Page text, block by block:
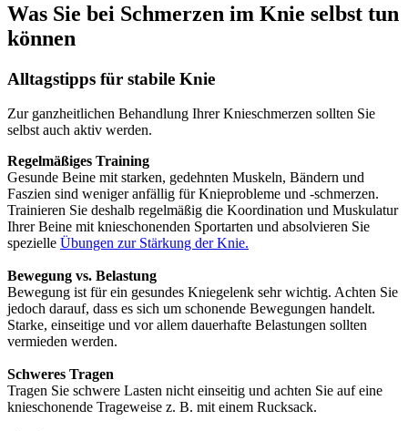
Was Sie bei Schmerzen im Knie selbst tun
können
Alltagstipps für stabile Knie
Zur ganzheitlichen Behandlung Ihrer Knieschmerzen sollten Sie
selbst auch aktiv werden.
Regelmäßiges Training
Gesunde Beine mit starken, gedehnten Muskeln, Bändern und
Faszien sind weniger anfällig für Knieprobleme und -schmerzen.
Trainieren Sie deshalb regelmäßig die Koordination und Muskulatur
Ihrer Beine mit knieschonenden Sportarten und absolvieren Sie
spezielle Übungen zur Stärkung der Knie.
Bewegung vs. Belastung
Bewegung ist für ein gesundes Kniegelenk sehr wichtig. Achten Sie
jedoch darauf, dass es sich um schonende Bewegungen handelt.
Starke, einseitige und vor allem dauerhafte Belastungen sollten
vermieden werden.
Schweres Tragen
Tragen Sie schwere Lasten nicht einseitig und achten Sie auf eine
knieschonende Trageweise z. B. mit einem Rucksack.